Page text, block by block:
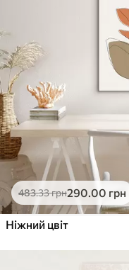
483.33грн290.00 грн
Ніжний цвіт